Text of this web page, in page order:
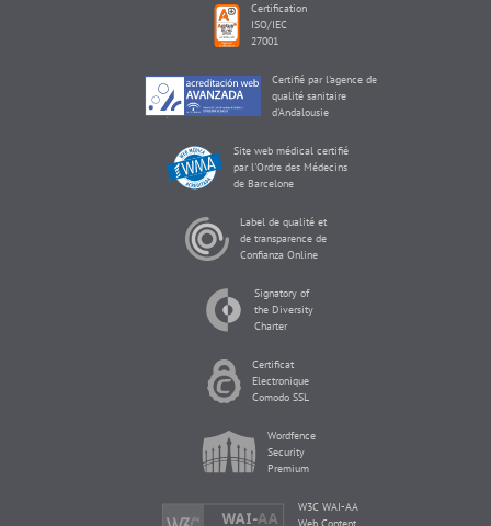
Certification
ISO/IEC
27001
Certifié par l'agence de
qualité sanitaire
d'Andalousie
Site web médical certifié
par l'Ordre des Médecins
de Barcelone
Label de qualité et
de transparence de
Confianza Online
Signatory of
the Diversity
Charter
Certificat
Electronique
Comodo SSL
Wordfence
Security
Premium
W3C WAI-AA